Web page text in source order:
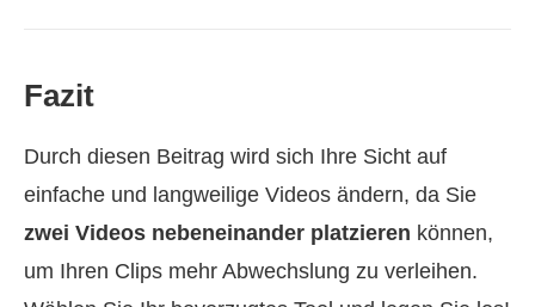
Fazit
Durch diesen Beitrag wird sich Ihre Sicht auf
einfache und langweilige Videos ändern, da Sie
zwei Videos nebeneinander platzieren können,
um Ihren Clips mehr Abwechslung zu verleihen.